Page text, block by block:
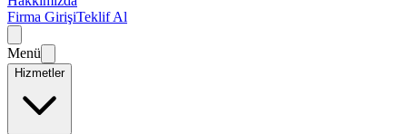
Firma GirişiTeklif Al
Menü
Hizmetler